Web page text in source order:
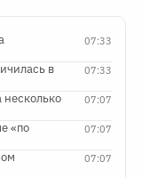
07:33
07:33
в
07:07
07:07
«по
07:07